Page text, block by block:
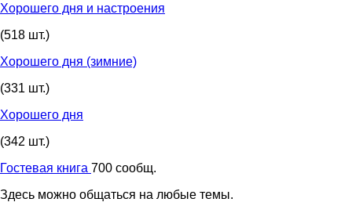
Хорошего дня и настроения
(518 шт.)
Хорошего дня (зимние)
(331 шт.)
Хорошего дня
(342 шт.)
Гостевая книга 700 сообщ.
Здесь можно общаться на любые темы.